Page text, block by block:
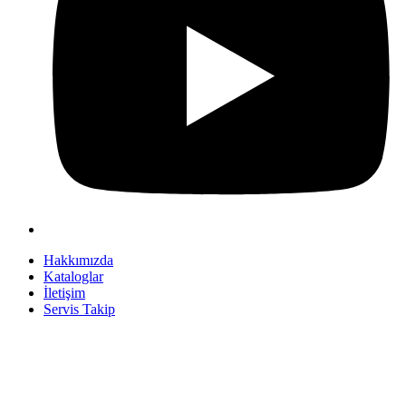
Hakkımızda
Kataloglar
İletişim
Servis Takip